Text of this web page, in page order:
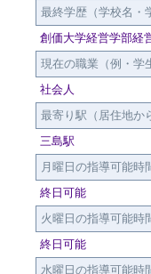
最終学歴（学校名・
創価大学経営学部経
現在の職業（例・学
社会人
最寄り駅（居住地か
三島駅
月曜日の指導可能時
終日可能
火曜日の指導可能時
終日可能
水曜日の指導可能時